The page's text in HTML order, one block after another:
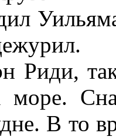
Риди, так
В то